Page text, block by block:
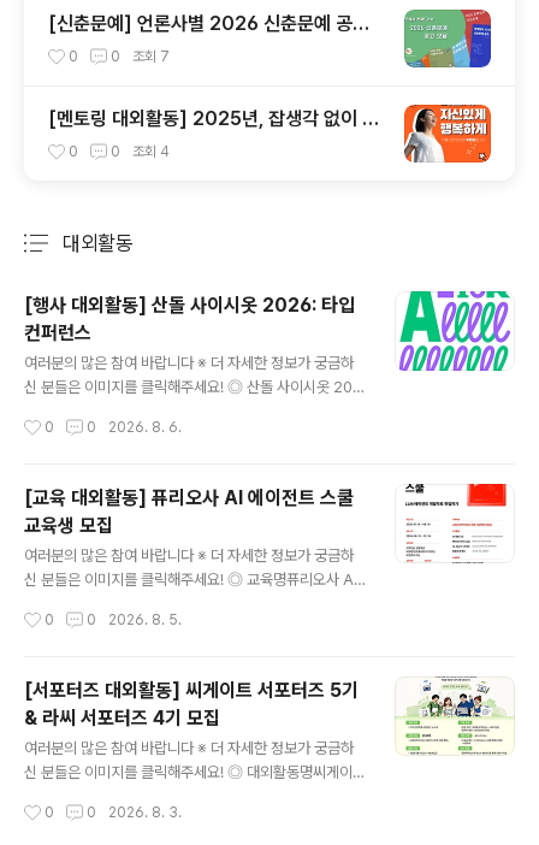
[신춘문예] 언론사별 2026 신춘문예 공고
모음
0 0 조회 7
[멘토링 대외활동] 2025년, 잡생각 없이 가
장 '나답게' 성공하는 법 ㅣ자기계발 명상캠프
0 0 조회 4
대외활동
[행사 대외활동] 산돌 사이시옷 2026: 타입
컨퍼런스
여러분의 많은 참여 바랍니다 ※ 더 자세한 정보가 궁금하
신 분들은 이미지를 클릭해주세요! ◎ 산돌 사이시옷 202
타입 컨퍼런스 산돌 사이시옷 2026!디자이너 및 콘텐츠
10월 16(금)~17일(토) DDP에서 진행됩니다. [연 사]프리
텐다드를 만든 길형진 디렉터우아한형제들의 한명수 CC
O신신그래픽의 신해옥·신동혁 디자이너오이뮤의 신소현
대표 [부가프로그램]- 사이시옷 인사이트 (네트워킹 프로
그램)- 브랜드 체험 부스- 익스클루시브 키트 (웰컴패키지
참가자격국내/외에서 활동하는 디자인/타입에 관심있는 누
0 0 2026. 8. 6.
[교육 대외활동] 퓨리오사 AI 에이전트 스쿨
교육생 모집
여러분의 많은 참여 바랍니다 ※ 더 자세한 정보가 궁금하
신 분들은 이미지를 클릭해주세요! ◎ 교육명퓨리오사 AI
이상]• 교육비 전액 지원→ 지원 대상자 최대 120만 원의
로젝트 및 서비스 배포→ 기업 과제 기반 프로젝트로 실무
포트폴리오 완성• 인턴십 · 채용 연계 지원→ 퓨리오사AI
및 한컴그룹사 인턴십 지원 기회 제공 ◎ 모집기간2026.
7. 15(수) ~ 8. 18(화) ◎ 지원자격전공 · 나이 · 지역 무관
미취업자- AI 개발자를 꿈꾸는 30명 모집 ◎ 교육안내-
시간: 평일 09:00 ~ 18:00..
0 0 2026. 8. 5.
[서포터즈 대외활동] 씨게이트 서포터즈 5기
& 라씨 서포터즈 4기 모집
여러분의 많은 참여 바랍니다 ※ 더 자세한 정보가 궁금하
신 분들은 이미지를 클릭해주세요! ◎ 대외활동명씨게이트
콘텐츠를 사랑하는 사람전체 활동 참여에 무리가 없는 사
0 0 2026. 8. 3.